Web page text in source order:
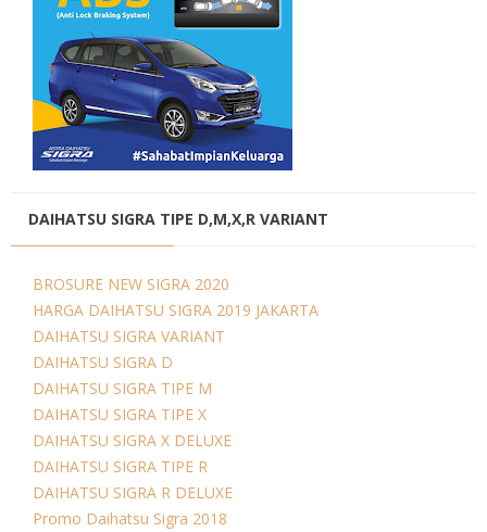
DAIHATSU SIGRA TIPE D,M,X,R VARIANT
BROSURE NEW SIGRA 2020
HARGA DAIHATSU SIGRA 2019 JAKARTA
DAIHATSU SIGRA VARIANT
DAIHATSU SIGRA D
DAIHATSU SIGRA TIPE M
DAIHATSU SIGRA TIPE X
DAIHATSU SIGRA X DELUXE
DAIHATSU SIGRA TIPE R
DAIHATSU SIGRA R DELUXE
Promo Daihatsu Sigra 2018